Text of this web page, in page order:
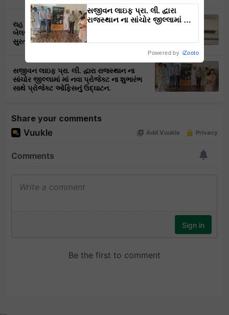
રાહ ફાર્મા પ્રોડ્યુસર કંપનીના અધ્યક્ષ તારાચંદ
બેલજી એ એશિયા ડોન-બાયો કેરના બારડોલી,
સુરત, ગુજરાત ઉત્પાદન ક્ષેત્રની મુલાકાત લીધી.
સજીવન લાઇફ પ્રા. લી. દ્વારા રાજસ્થાન ના
સાંચોર જીલ્લામાં માં નવા પ્રોજેક્ટ ના શુભારંભ
સાથે પ્રોજેક્ટ ઓફિસનું ઉદ્ઘાટન.
Share your comments
સજીવન લાઇફ પ્રા. લી. દ્વારા
રાજસ્થાન ના સાંચોર જીલ્લામાં માં
Powered by iZooto